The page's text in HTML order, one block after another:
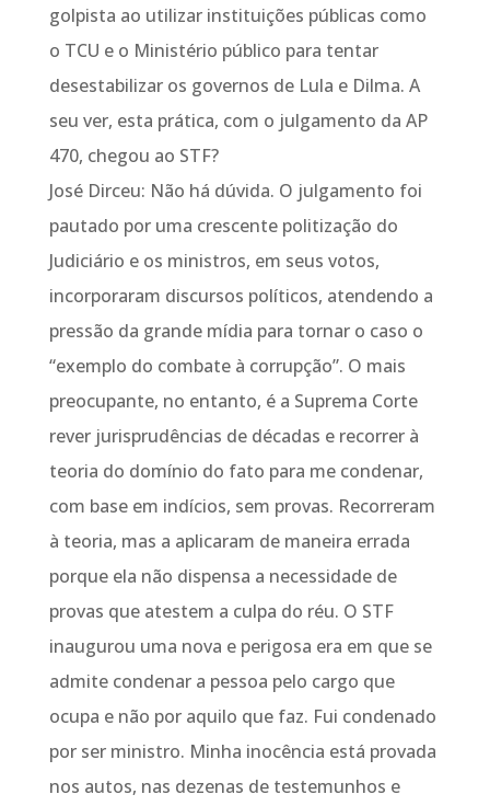
golpista ao utilizar instituições públicas como
o TCU e o Ministério público para tentar
desestabilizar os governos de Lula e Dilma. A
seu ver, esta prática, com o julgamento da AP
470, chegou ao STF?
José Dirceu: Não há dúvida. O julgamento foi
pautado por uma crescente politização do
Judiciário e os ministros, em seus votos,
incorporaram discursos políticos, atendendo a
pressão da grande mídia para tornar o caso o
“exemplo do combate à corrupção”. O mais
preocupante, no entanto, é a Suprema Corte
rever jurisprudências de décadas e recorrer à
teoria do domínio do fato para me condenar,
com base em indícios, sem provas. Recorreram
à teoria, mas a aplicaram de maneira errada
porque ela não dispensa a necessidade de
provas que atestem a culpa do réu. O STF
inaugurou uma nova e perigosa era em que se
admite condenar a pessoa pelo cargo que
ocupa e não por aquilo que faz. Fui condenado
por ser ministro. Minha inocência está provada
nos autos, nas dezenas de testemunhos e